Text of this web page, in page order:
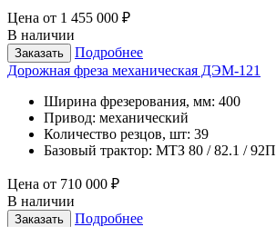
Цена от 1 455 000 ₽
В наличии
Заказать
Подробнее
Дорожная фреза механическая ДЭМ-121
Ширина фрезерования, мм: 400
Привод: механический
Количество резцов, шт: 39
Базовый трактор: МТЗ 80 / 82.1 / 92П
Цена от 710 000 ₽
В наличии
Заказать
Подробнее